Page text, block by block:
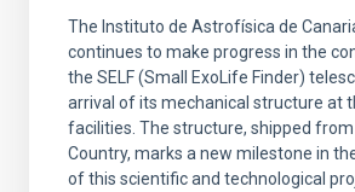
The Instituto de Astrofísica de
continues to make progress in the
the SELF (Small ExoLife Finder)
arrival of its mechanical structure at
facilities. The structure, shipped
Country, marks a new milestone in
of this scientific and technological